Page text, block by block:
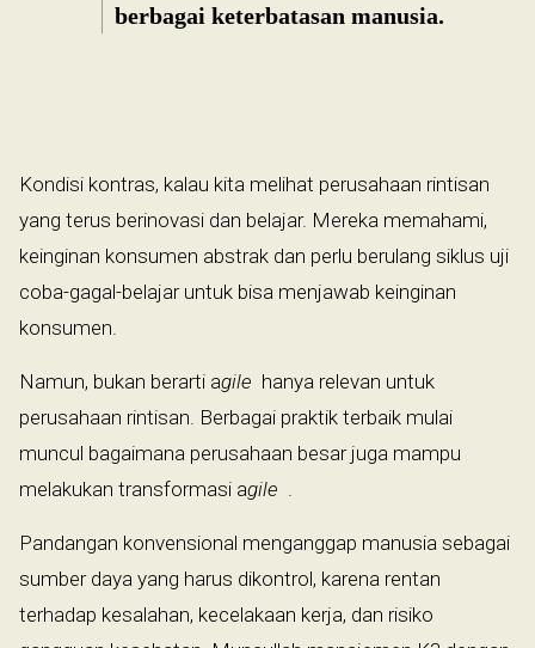
berbagai keterbatasan manusia.
Kondisi kontras, kalau kita melihat perusahaan rintisan
yang terus berinovasi dan belajar. Mereka memahami,
keinginan konsumen abstrak dan perlu berulang siklus uji
coba-gagal-belajar untuk bisa menjawab keinginan
konsumen.
Namun, bukan berarti agile hanya relevan untuk
perusahaan rintisan. Berbagai praktik terbaik mulai
muncul bagaimana perusahaan besar juga mampu
melakukan transformasi agile
Pandangan konvensional menganggap manusia sebagai
sumber daya yang harus dikontrol, karena rentan
terhadap kesalahan, kecelakaan kerja, dan risiko